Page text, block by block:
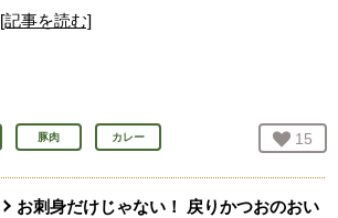
[記事を読む]
豚肉 カレー お気
15
お刺身だけじゃない！ 戻りかつおのおい